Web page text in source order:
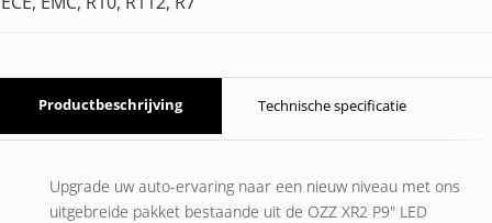
Productbeschrijving Technische specificatie
Upgrade uw auto-ervaring naar een nieuw niveau met ons
uitgebreide pakket bestaande uit de OZZ XR2 P9" LED